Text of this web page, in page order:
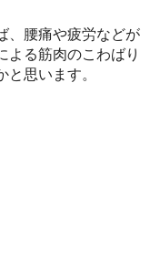
、腰痛や疲労などが
よる筋肉のこわばり
思います。